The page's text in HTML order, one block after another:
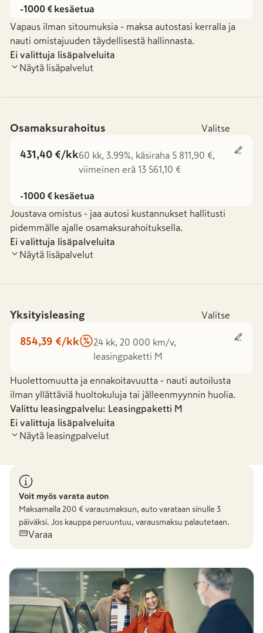
-1000 € kesäetua
Vapaus ilman sitoumuksia - maksa autostasi kerralla ja
nauti omistajuuden täydellisestä hallinnasta.
Ei valittuja lisäpalveluita
Näytä lisäpalvelut
Osamaksurahoitus Valitse
431,40 €/kk60 kk, 3.99%, käsiraha 5 811,90 €,
viimeinen erä 13 561,10 €
-1000 € kesäetua
Joustava omistus - jaa autosi kustannukset hallitusti
pidemmälle ajalle osamaksurahoituksella.
Ei valittuja lisäpalveluita
Näytä lisäpalvelut
Yksityisleasing Valitse
854,39 €/kk
24 kk, 20 000 km/v,
leasingpaketti M
Huolettomuutta ja ennakoitavuutta - nauti autoilusta
ilman yllättäviä huoltokuluja tai jälleenmyynnin huolia.
Valittu leasingpalvelu: Leasingpaketti M
-38,10 €
Ei valittuja lisäpalveluita
Näytä leasingpalvelut
Voit myös varata auton
Maksamalla 200 € varausmaksun, auto varataan sinulle 3
päiväksi. Jos kauppa peruuntuu, varausmaksu palautetaan.
Varaa